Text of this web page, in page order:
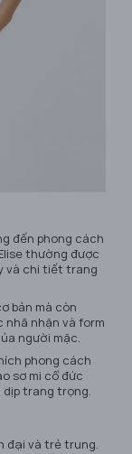
đến phong cách
thường được
và chi tiết trang
bản mà còn
nhã nhặn và form
người mặc.
phong cách
sơ mi cổ đức
trang trọng.
đại và trẻ trung.